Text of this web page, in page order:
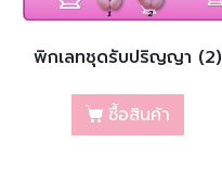
พิกเลทชุดรับปริญญา (2)
ซื้อสินค้า